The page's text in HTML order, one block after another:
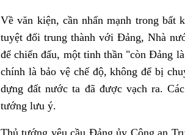
Về văn kiện, cần nhấn mạnh trong bất
tuyệt đối trung thành với Đảng, Nhà
để chiến đấu, một tinh thần "còn Đảng
chính là bảo vệ chế độ, không để bị
dựng đất nước ta đã được vạch ra.
tướng lưu ý.
Thủ tướng yêu cầu Đảng ủy Công an